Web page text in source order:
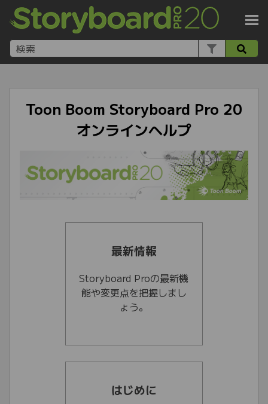
メイン コンテンツにスキップ
Toon Boom Storyboard Pro 20
オンラインヘルプ
最新情報
Storyboard Proの最新機
能や変更点を把握しまし
ょう。
はじめに